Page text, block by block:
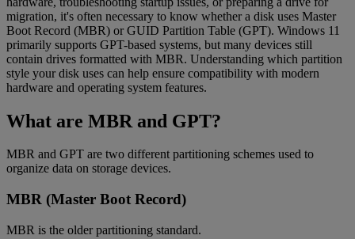
migration, it's often necessary to know whether a disk uses Master
Boot Record (MBR) or GUID Partition Table (GPT). Windows 11
primarily supports GPT-based systems, but many devices still
contain drives formatted with MBR. Understanding which partition
style your disk uses can help ensure compatibility with modern
hardware and operating system features.
What are MBR and GPT?
MBR and GPT are two different partitioning schemes used to
organize data on storage devices.
MBR (Master Boot Record)
MBR is the older partitioning standard.